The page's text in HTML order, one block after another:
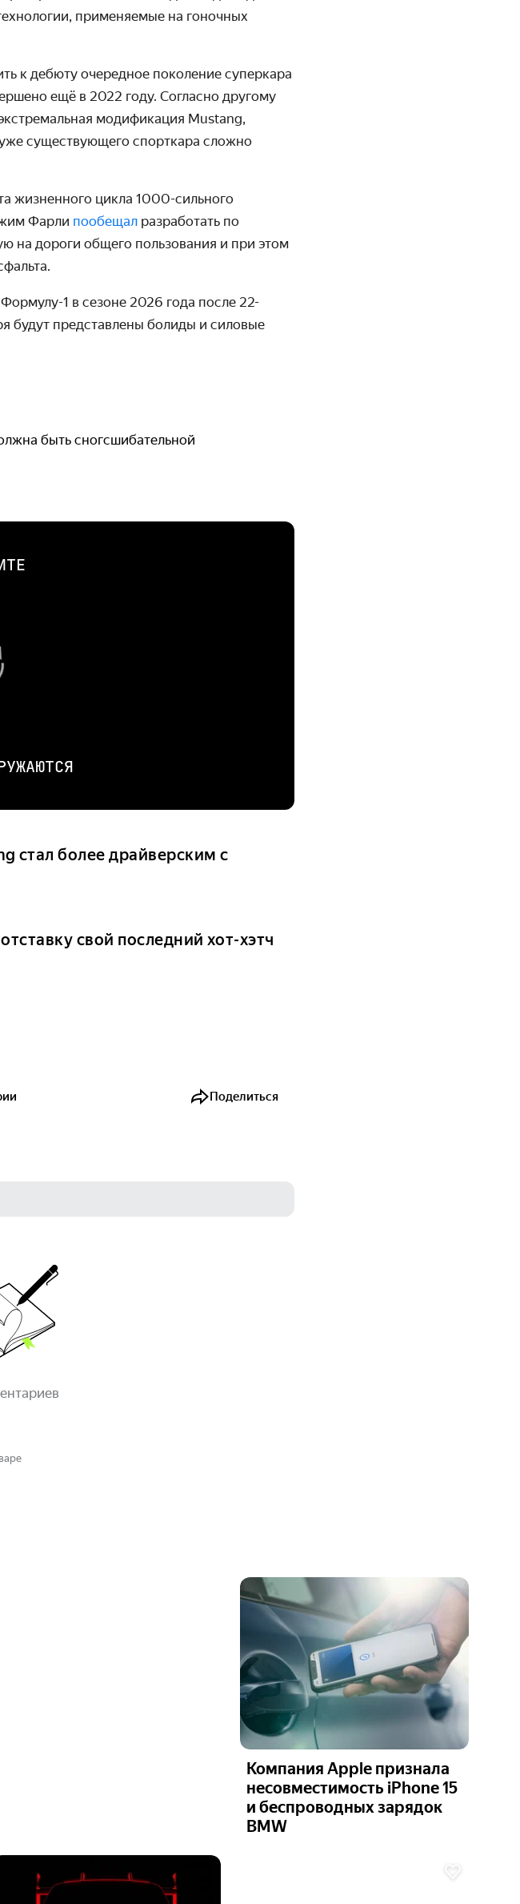
применяемые на гоночных
к дебюту очередное поколение суперкара
ещё в 2022 году. Согласно другому
модификация Mustang,
существующего спорткара сложно
жизненного цикла 1000-сильного
Фарли пообещал разработать по
на дороги общего пользования и при этом
1 в сезоне 2026 года после 22-
будут представлены болиды и силовые
быть сногсшибательной
стал более драйверским с
свой последний хот-хэтч
Поделиться
Компания Apple признала
несовместимость iPhone 15
и беспроводных зарядок
BMW